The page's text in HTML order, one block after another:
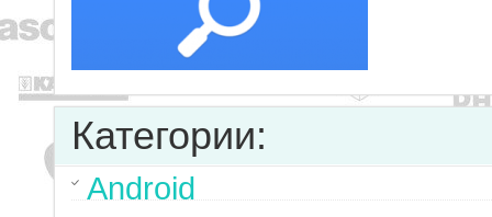
Категории:
Android